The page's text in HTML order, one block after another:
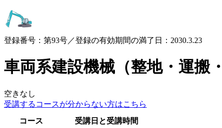
登録番号：第93号／登録の有効期間の満了日：2030.3.23
車両系建設機械（整地・運搬
空きなし
受講するコースが分からない方はこちら
コース
受講日と受講時間